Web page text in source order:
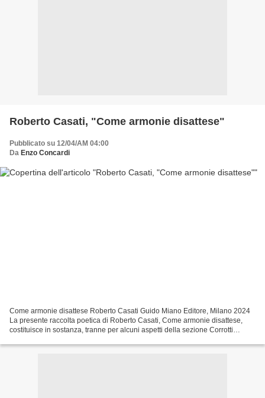
Roberto Casati, "Come armonie disattese"
Pubblicato su 12/04/AM 04:00
Da Enzo Concardi
Come armonie disattese Roberto Casati Guido Miano Editore, Milano 2024
La presente raccolta poetica di Roberto Casati, Come armonie disattese,
costituisce in sostanza, tranne per alcuni aspetti della sezione Corrotti